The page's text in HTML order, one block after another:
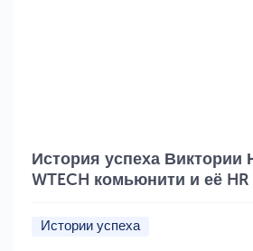
История успеха Виктории
WTECH комьюнити и её HR
Истории успеха